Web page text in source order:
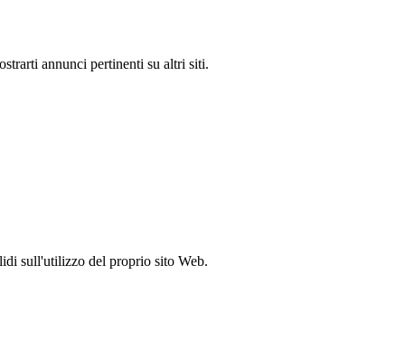
annunci pertinenti su altri siti.
sull'utilizzo del proprio sito Web.